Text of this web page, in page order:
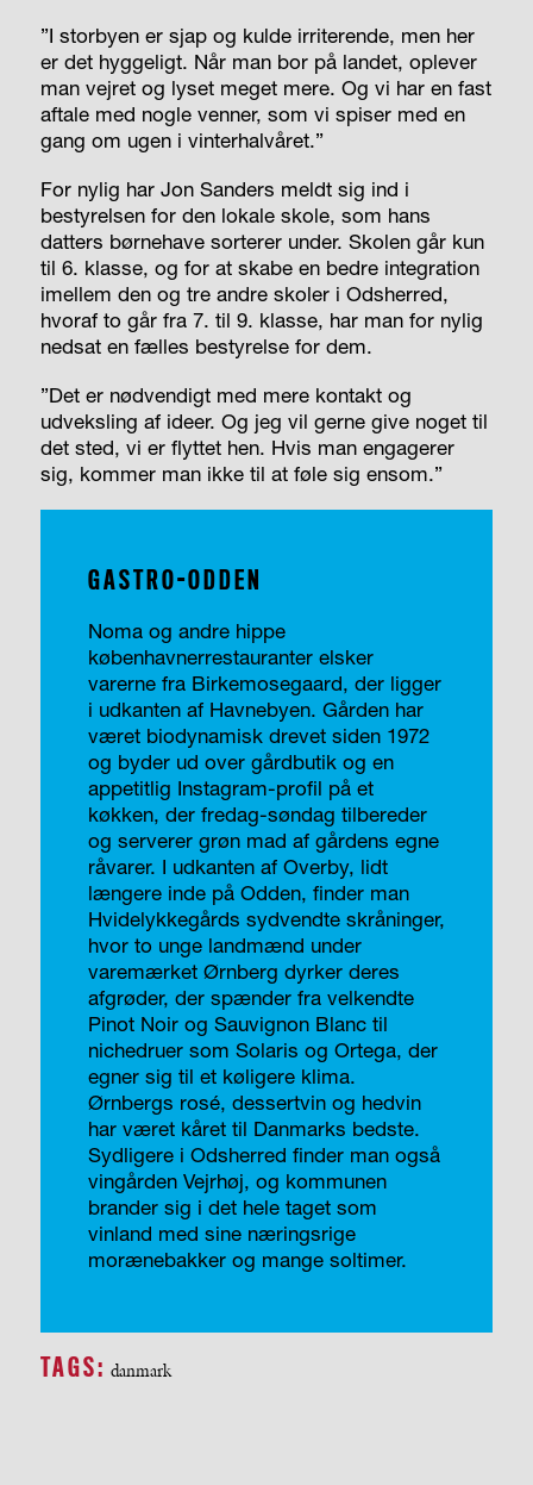
”I storbyen er sjap og kulde irriterende, men her
er det hyggeligt. Når man bor på landet, oplever
man vejret og lyset meget mere. Og vi har en fast
aftale med nogle venner, som vi spiser med en
gang om ugen i vinterhalvåret.”
For nylig har Jon Sanders meldt sig ind i
bestyrelsen for den lokale skole, som hans
datters børnehave sorterer under. Skolen går kun
til 6. klasse, og for at skabe en bedre integration
imellem den og tre andre skoler i Odsherred,
hvoraf to går fra 7. til 9. klasse, har man for nylig
nedsat en fælles bestyrelse for dem.
”Det er nødvendigt med mere kontakt og
udveksling af ideer. Og jeg vil gerne give noget til
det sted, vi er flyttet hen. Hvis man engagerer
sig, kommer man ikke til at føle sig ensom.”
GASTRO-ODDEN
Noma og andre hippe
københavnerrestauranter elsker
varerne fra Birkemosegaard, der ligger
i udkanten af Havnebyen. Gården har
været biodynamisk drevet siden 1972
og byder ud over gårdbutik og en
appetitlig Instagram-profil på et
køkken, der fredag-søndag tilbereder
og serverer grøn mad af gårdens egne
råvarer. I udkanten af Overby, lidt
længere inde på Odden, finder man
Hvidelykkegårds sydvendte skråninger,
hvor to unge landmænd under
varemærket Ørnberg dyrker deres
afgrøder, der spænder fra velkendte
Pinot Noir og Sauvignon Blanc til
nichedruer som Solaris og Ortega, der
egner sig til et køligere klima.
Ørnbergs rosé, dessertvin og hedvin
har været kåret til Danmarks bedste.
Sydligere i Odsherred finder man også
vingården Vejrhøj, og kommunen
brander sig i det hele taget som
vinland med sine næringsrige
morænebakker og mange soltimer.
TAGS: danmark